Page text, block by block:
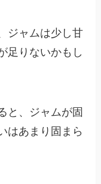
ジャムは少し甘
足りないかもし
と、ジャムが固
はあまり固まら